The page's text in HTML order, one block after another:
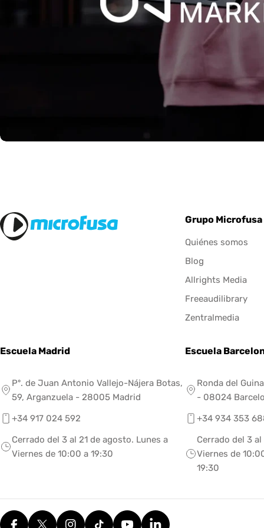
Grupo Microfusa
Quiénes somos
Blog
Allrights Media
Freeaudilibrary
Zentralmedia
Escuela Madrid
Pº. de Juan Antonio Vallejo-Nájera Botas,
59, Arganzuela - 28005 Madrid
+34 917 024 592
Cerrado del 3 al 21 de agosto. Lunes a
Viernes de 10:00 a 19:30
Escuela
Ronda del
- 08024
+34 934 353
Cerrado del 3
Viernes de
19:30